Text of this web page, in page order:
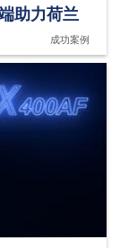
助力荷兰
成功案例